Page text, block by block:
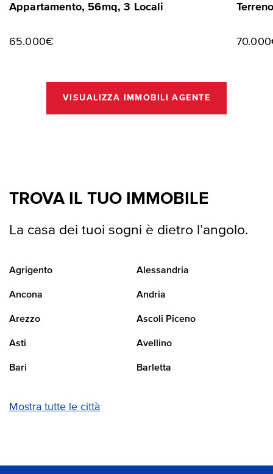
Appartamento, 56mq, 3 Locali
65.000€
VISUALIZZA IMMOBILI AGENTE
TROVA IL TUO IMMOBILE
La casa dei tuoi sogni è dietro l’angolo.
Agrigento Alessandria
Ancona Andria
Arezzo Ascoli Piceno
Asti Avellino
Bari Barletta
Mostra tutte le città